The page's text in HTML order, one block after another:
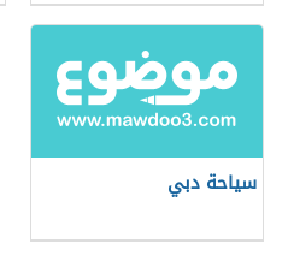
سياحة دبي